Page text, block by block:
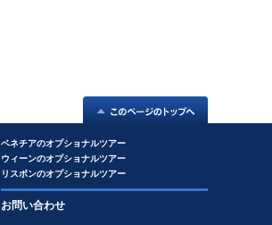
ベネチアのオプショナルツアー
ウィーンのオプショナルツアー
リスボンのオプショナルツアー
お問い合わせ